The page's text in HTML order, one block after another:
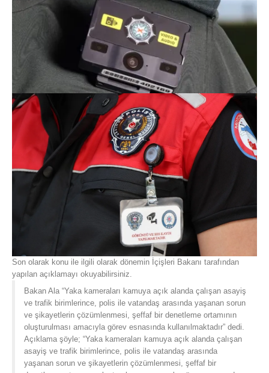
Son olarak konu ile ilgili olarak dönemin İçişleri Bakanı tarafından
yapılan açıklamayı okuyabilirsiniz.
Bakan Ala “Yaka kameraları kamuya açık alanda çalışan asayiş
ve trafik birimlerince, polis ile vatandaş arasında yaşanan sorun
ve şikayetlerin çözümlenmesi, şeffaf bir denetleme ortamının
oluşturulması amacıyla görev esnasında kullanılmaktadır” dedi.
Açıklama şöyle; “Yaka kameraları kamuya açık alanda çalışan
asayiş ve trafik birimlerince, polis ile vatandaş arasında
yaşanan sorun ve şikayetlerin çözümlenmesi, şeffaf bir